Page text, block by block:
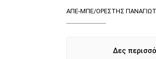
ΑΠΕ-ΜΠΕ/ΟΡΕΣΤΗΣ
Δες